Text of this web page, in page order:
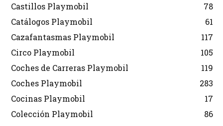
Castillos Playmobil
78
Catálogos Playmobil
61
Cazafantasmas Playmobil
117
Circo Playmobil
105
Coches de Carreras Playmobil
119
Coches Playmobil
283
Cocinas Playmobil
17
Colección Playmobil
86